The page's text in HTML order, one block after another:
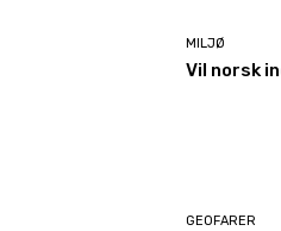
MILJØ
Vil norsk
GEOFARER